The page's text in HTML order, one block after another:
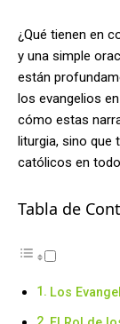
¿Qué tienen en
y una simple
están
los evangelios
cómo estas
liturgia, sino que
católicos en
Tabla de
Los